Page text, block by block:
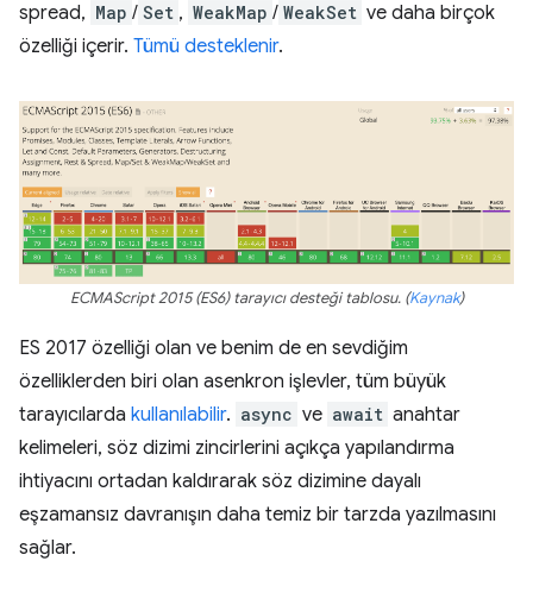
spread, Map / Set , WeakMap / WeakSet ve daha birçok
özelliği içerir. Tümü desteklenir.
ECMAScript 2015 (ES6) tarayıcı desteği tablosu. (Kaynak)
ES 2017 özelliği olan ve benim de en sevdiğim
özelliklerden biri olan asenkron işlevler, tüm büyük
tarayıcılarda kullanılabilir. async ve await anahtar
kelimeleri, söz dizimi zincirlerini açıkça yapılandırma
ihtiyacını ortadan kaldırarak söz dizimine dayalı
eşzamansız davranışın daha temiz bir tarzda yazılmasını
sağlar.